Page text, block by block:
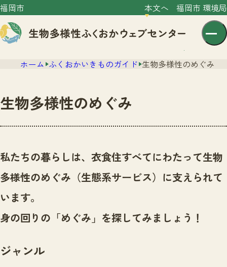
福岡市 本文へ 福岡市 環境局
センター紹介
センター紹介TOP
サイトポリシー
ニュース
いきものガイド
いきものガイドTOP
生物多様性のめぐみ
イベント
調査レポート
ホーム ふくおかいきものガイド 生物多様性のめぐみ
生物多様性のめぐみ
私たちの暮らしは、衣食住すべてにわたって生物
多様性のめぐみ（生態系サービス）に支えられて
います。
身の回りの「めぐみ」を探してみましょう！
ジャンル